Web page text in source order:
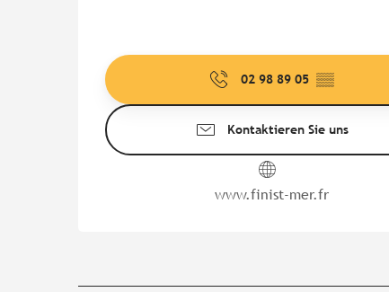
02 98 89 05 ▒▒
Kontaktieren Sie uns
www.finist-mer.fr